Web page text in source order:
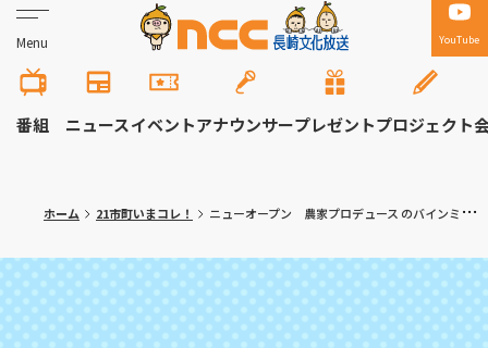
Menu YouTube
番組 ニュースイベントアナウンサープレゼントプロジェクト
ホーム 21市町いまコレ！ ニューオープン 農家プロデュース のバインミーサンドイッチ専門店 諫早市「チャオ×チャオ」